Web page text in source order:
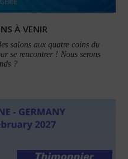
À VENIR
salons aux quatre coins du
se rencontrer ! Nous serons
?